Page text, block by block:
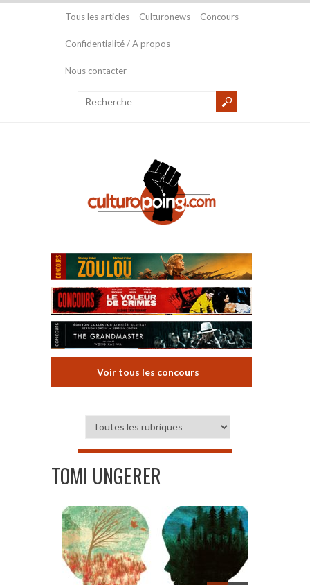
Tous les articles Culturonews Concours
Confidentialité / A propos
Nous contacter
Voir tous les concours
TOMI UNGERER